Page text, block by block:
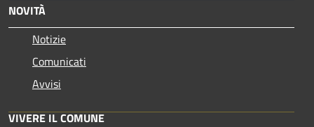
NOVITÀ
Notizie
Comunicati
Avvisi
VIVERE IL COMUNE